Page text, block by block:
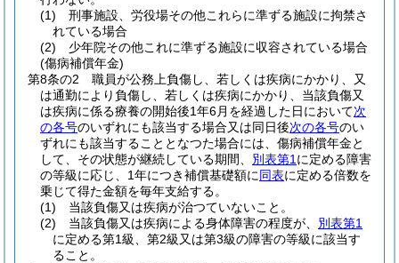
(1)
刑事施設、労役場その他これらに準ずる施設に拘禁さ
れている場合
(2)
少年院その他これに準ずる施設に収容されている場合
(傷病補償年金)
第8条の2
職員が公務上負傷し、若しくは疾病にかかり、又
は通勤により負傷し、若しくは疾病にかかり、当該負傷又
は疾病に係る療養の開始後1年6月を経過した日において次
の各号のいずれにも該当する場合又は同日後次の各号のい
ずれにも該当することとなつた場合には、傷病補償年金と
して、その状態が継続している期間、 別表第1 に定める障害
の等級に応じ、1年につき補償基礎額に同表に定める倍数を
乗じて得た金額を毎年支給する。
(1)
当該負傷又は疾病が治つていないこと。
(2)
当該負傷又は疾病による身体障害の程度が、 別表第1
に定める第1級、第2級又は第3級の障害の等級に該当す
ること。